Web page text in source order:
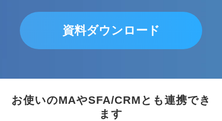
資料ダウンロード
お使いのMAやSFA/CRMとも連携でき
ます